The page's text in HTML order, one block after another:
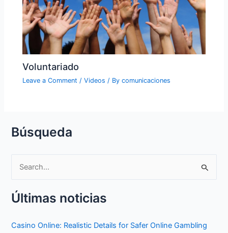
Voluntariado
Leave a Comment /Videos / Bycomunicaciones
Búsqueda
a
c
Últimas noticias
Casino Online: Realistic Details for Safer Online Gambling